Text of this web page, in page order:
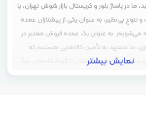
ما در پاساژ بلور و کریستال بازار شوش تهران، با
تنوع بی‌نظیر، به عنوان یکی از پیشتازان عمده
می‌شویم. به عنوان یک عمده فروش معتبر در
ما متعهد به تأمین کالاهایی هستیم که
مشتریان، از خرده‌فروشان تا فروشگاه‌های بزرگ
مجهز، به یکی از قطب‌های اصلی خرید لوازم
نمایش بیشتر